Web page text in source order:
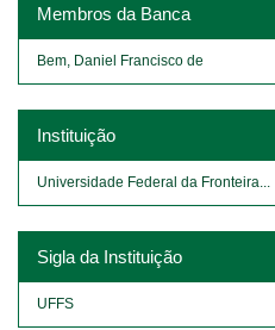
Membros da Banca
Bem, Daniel Francisco de
Instituição
Universidade Federal da Fronteira...
Sigla da Instituição
UFFS